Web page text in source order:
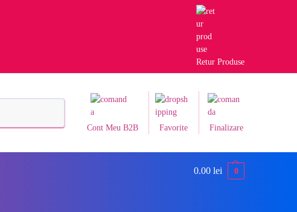
Retur Produse
Cont Meu B2B Favorite Finalizare
0.00 lei 0